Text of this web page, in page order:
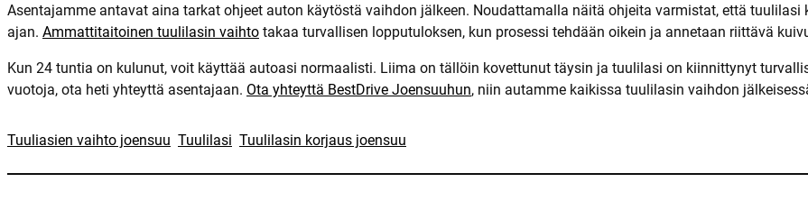
Asentajamme antavat aina tarkat ohjeet auton käytöstä vaihdon jälkeen. Noudattamalla näitä ohjeita varmistat, että
ajan. Ammattitaitoinen tuulilasin vaihto takaa turvallisen lopputuloksen, kun prosessi tehdään oikein ja annetaan riittävä
Kun 24 tuntia on kulunut, voit käyttää autoasi normaalisti. Liima on tällöin kovettunut täysin ja tuulilasi on kiinnittynyt
vuotoja, ota heti yhteyttä asentajaan. Ota yhteyttä BestDrive Joensuuhun, niin autamme kaikissa tuulilasin vaihdon
Tuuliasien vaihto joensuu Tuulilasi Tuulilasin korjaus joensuu